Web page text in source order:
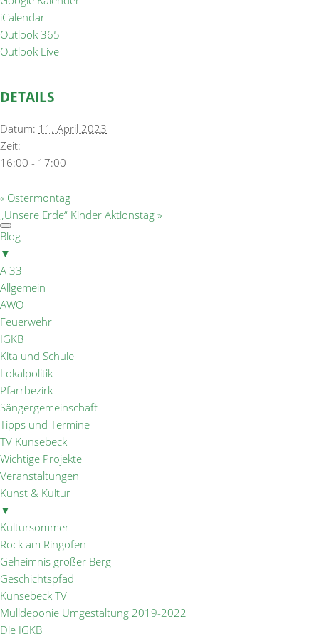
iCalendar
Outlook 365
Outlook Live
DETAILS
Datum: 11. April 2023
Zeit:
16:00 - 17:00
« Ostermontag
„Unsere Erde“ Kinder Aktionstag »
Blog
▼
A 33
Allgemein
AWO
Feuerwehr
IGKB
Kita und Schule
Lokalpolitik
Pfarrbezirk
Sängergemeinschaft
Tipps und Termine
TV Künsebeck
Wichtige Projekte
Veranstaltungen
Kunst & Kultur
▼
Kultursommer
Rock am Ringofen
Geheimnis großer Berg
Geschichtspfad
Künsebeck TV
Mülldeponie Umgestaltung 2019-2022
Die IGKB